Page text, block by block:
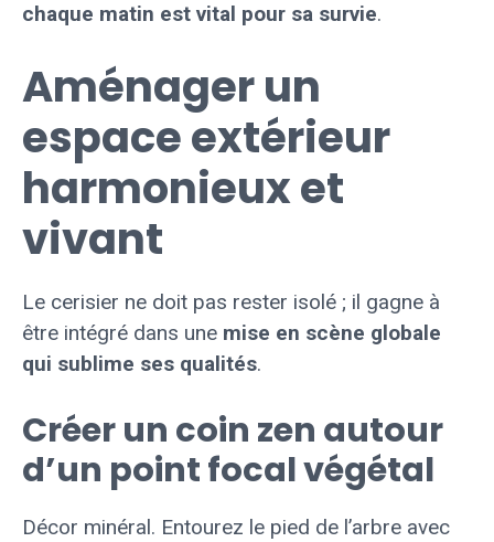
chaque matin est vital pour sa survie.
Aménager un
espace extérieur
harmonieux et
vivant
Le cerisier ne doit pas rester isolé ; il gagne à
être intégré dans une mise en scène globale
qui sublime ses qualités.
Créer un coin zen autour
d’un point focal végétal
Décor minéral. Entourez le pied de l’arbre avec